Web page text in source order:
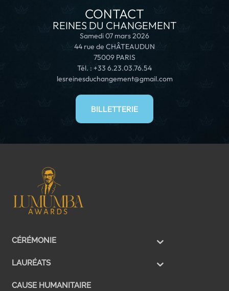
CONTACT
REINES DU CHANGEMENT
Samedi 07 mars 2026
44 rue de CHÂTEAUDUN
75009 PARIS
Tél. : +33 6.23.03.76.54
lesreinesduchangement@gmail.com
BILLETTERIE
CÉRÉMONIE
LAURÉATS
CAUSE HUMANITAIRE